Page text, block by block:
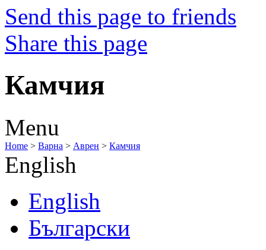
Send this page to friends
Share this page
Камчия
Menu
Home > Варна > Аврен > Камчия
English
English
Български